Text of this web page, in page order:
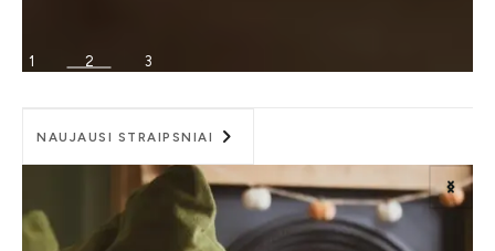
1 2 3
NAUJAUSI STRAIPSNIAI